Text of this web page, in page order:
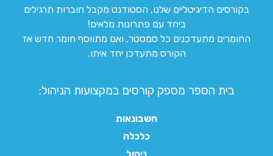
בקורסים הדיגיטליים שלנו, הסטודנט מקבל חוברות תרגילים
ביחד עם פתרונות מלאים!
החומרים מתעדכנים כל סמסטר, ואם מתווסף חומר חדש אז
הקורס מתעדכן יחד איתו.
בית הספר מספק קורסים במקצועות הניהול:
חשבונאות
כלכלה